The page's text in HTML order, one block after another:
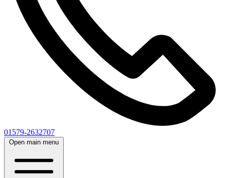
01579-2632707
Open main menu